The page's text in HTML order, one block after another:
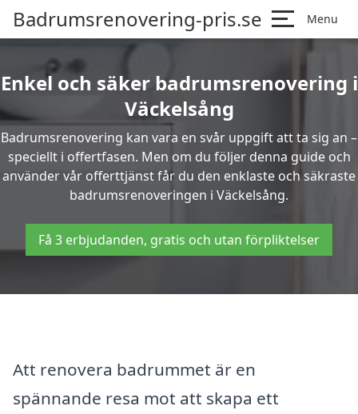
Badrumsrenovering-pris.se Menu
Enkel och säker badrumsrenovering i
Väckelsång
Badrumsrenovering kan vara en svår uppgift att ta sig an –
speciellt i offertfasen. Men om du följer denna guide och
använder vår offerttjänst får du den enklaste och säkraste
badrumsrenoveringen i Väckelsång.
Få 3 erbjudanden, gratis och utan förpliktelser
Att renovera badrummet är en
spännande resa mot att skapa ett